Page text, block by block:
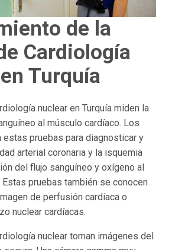
de la
Cardiología
Turquía
nuclear en Turquía miden la
al músculo cardíaco. Los
pruebas para diagnosticar y
arterial coronaria y la isquemia
del flujo sanguíneo y oxígeno al
pruebas también se conocen
de perfusión cardíaca o
nuclear cardíacas.
nuclear toman imágenes del